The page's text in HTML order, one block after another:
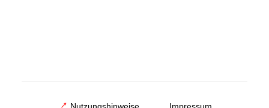
Nutzungshinweise Impressum